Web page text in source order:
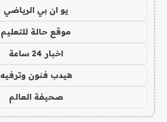
يو ان بي الرياضي
موقع حالة للتعليم
اخبار 24 ساعة
هيدب فنون وترفيه
صحيفة العالم